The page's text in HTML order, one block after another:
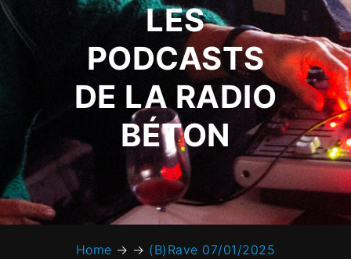
LES
PODCASTS
DE LA RADIO
BÉTON
Home → → (B)Rave 07/01/2025